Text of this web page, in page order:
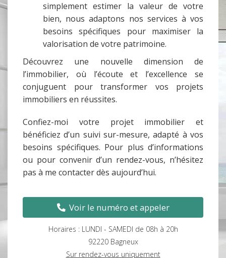
simplement estimer la valeur de votre
bien, nous adaptons nos services à vos
besoins spécifiques pour maximiser la
valorisation de votre patrimoine.
Découvrez une nouvelle dimension de
l’immobilier, où l’écoute et l’excellence se
conjuguent pour transformer vos projets
immobiliers en réussites.
Confiez-moi votre projet immobilier et
bénéficiez d’un suivi sur-mesure, adapté à vos
besoins spécifiques. Pour plus d’informations
ou pour convenir d’un rendez-vous, n’hésitez
pas à me contacter dès aujourd’hui.
Voir le numéro et appeler
Horaires : LUNDI - SAMEDI de 08h à 20h
92220 Bagneux
Sur rendez-vous uniquement